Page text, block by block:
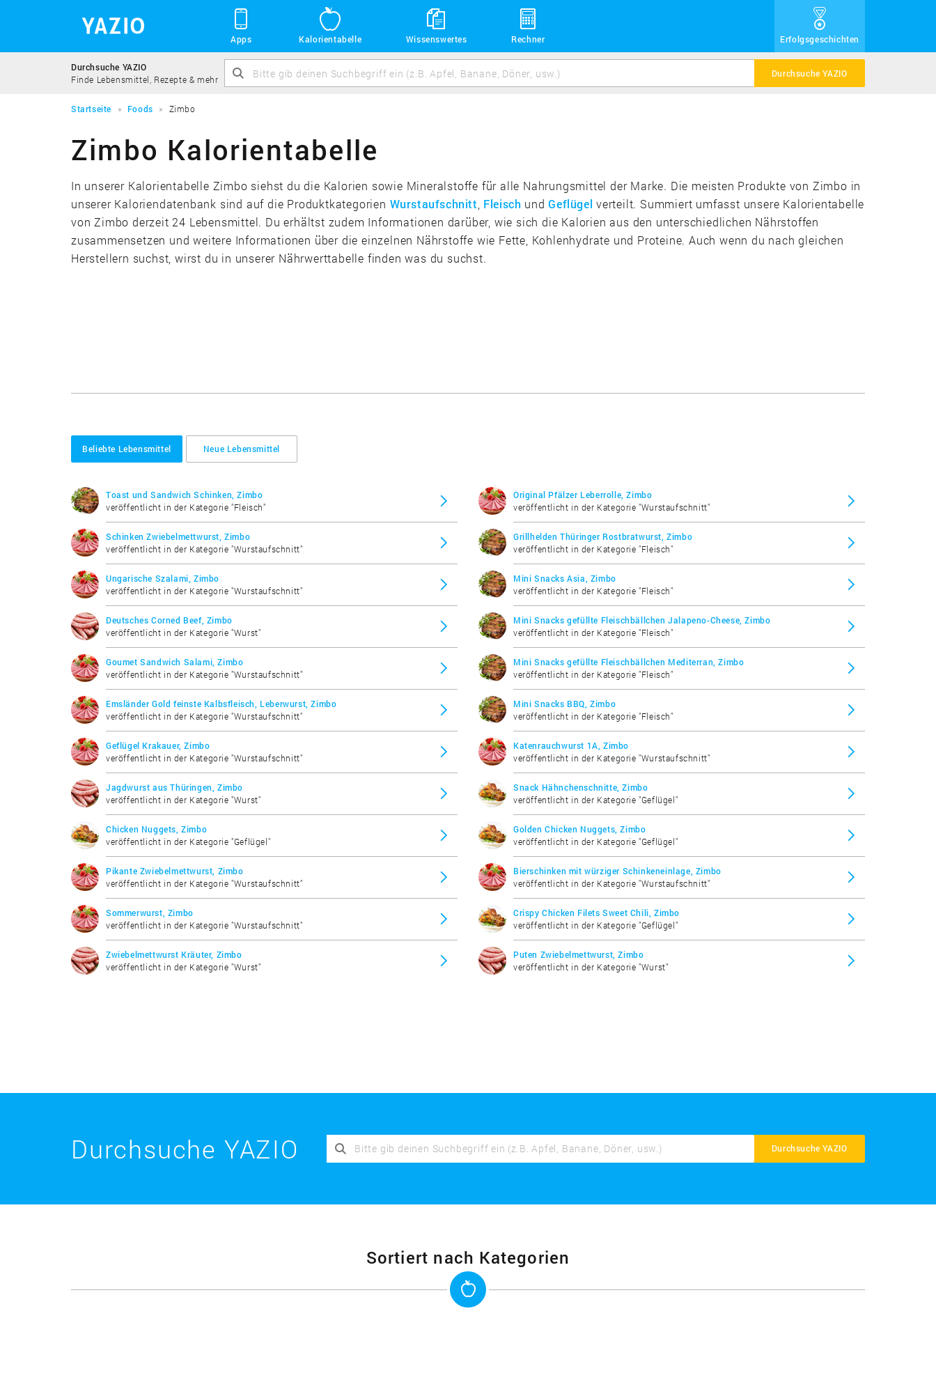
Apps Kalorientabelle Wissenswertes Rechner Erfolgsgeschichten
Durchsuche YAZIO
Finde Lebensmittel, Rezepte & mehr
Durchsuche YAZIO
Startseite Foods Zimbo
Zimbo Kalorientabelle
In unserer Kalorientabelle Zimbo siehst du die Kalorien sowie Mineralstoffe für alle Nahrungsmittel der Marke. Die meisten Produkte von Zimbo in
unserer Kaloriendatenbank sind auf die Produktkategorien Wurstaufschnitt Fleisch undGeflügel verteilt. Summiert umfasst unsere Kalorientabelle
von Zimbo derzeit 24 Lebensmittel. Du erhältst zudem Informationen darüber, wie sich die Kalorien aus den unterschiedlichen Nährstoffen
zusammensetzen und weitere Informationen über die einzelnen Nährstoffe wie Fette, Kohlenhydrate und Proteine. Auch wenn du nach gleichen
Herstellern suchst, wirst du in unserer Nährwerttabelle finden was du suchst.
Beliebte Lebensmittel Neue Lebensmittel
Toast und Sandwich Schinken, Zimbo
veröffentlicht in der Kategorie "Fleisch"
Schinken Zwiebelmettwurst, Zimbo
veröffentlicht in der Kategorie "Wurstaufschnitt"
Ungarische Szalami, Zimbo
veröffentlicht in der Kategorie "Wurstaufschnitt"
Deutsches Corned Beef, Zimbo
veröffentlicht in der Kategorie "Wurst"
Goumet Sandwich Salami, Zimbo
veröffentlicht in der Kategorie "Wurstaufschnitt"
Emsländer Gold feinste Kalbsfleisch, Leberwurst, Zimbo
veröffentlicht in der Kategorie "Wurstaufschnitt"
Geflügel Krakauer, Zimbo
veröffentlicht in der Kategorie "Wurstaufschnitt"
Jagdwurst aus Thüringen, Zimbo
veröffentlicht in der Kategorie "Wurst"
Chicken Nuggets, Zimbo
veröffentlicht in der Kategorie "Geflügel"
Pikante Zwiebelmettwurst, Zimbo
veröffentlicht in der Kategorie "Wurstaufschnitt"
Sommerwurst, Zimbo
veröffentlicht in der Kategorie "Wurstaufschnitt"
Zwiebelmettwurst Kräuter, Zimbo
veröffentlicht in der Kategorie "Wurst"
Original Pfälzer Leberrolle, Zimbo
veröffentlicht in der Kategorie "Wurstaufschnitt"
Grillhelden Thüringer Rostbratwurst, Zimbo
veröffentlicht in der Kategorie "Fleisch"
Mini Snacks Asia, Zimbo
veröffentlicht in der Kategorie "Fleisch"
Mini Snacks gefüllte Fleischbällchen Jalapeno-Cheese, Zimbo
veröffentlicht in der Kategorie "Fleisch"
Mini Snacks gefüllte Fleischbällchen Mediterran, Zimbo
veröffentlicht in der Kategorie "Fleisch"
Mini Snacks BBQ, Zimbo
veröffentlicht in der Kategorie "Fleisch"
Katenrauchwurst 1A, Zimbo
veröffentlicht in der Kategorie "Wurstaufschnitt"
Snack Hähnchenschnitte, Zimbo
veröffentlicht in der Kategorie "Geflügel"
Golden Chicken Nuggets, Zimbo
veröffentlicht in der Kategorie "Geflügel"
Bierschinken mit würziger Schinkeneinlage, Zimbo
veröffentlicht in der Kategorie "Wurstaufschnitt"
Crispy Chicken Filets Sweet Chili, Zimbo
veröffentlicht in der Kategorie "Geflügel"
Puten Zwiebelmettwurst, Zimbo
veröffentlicht in der Kategorie "Wurst"
Durchsuche YAZIO Durchsuche YAZIO
Sortiert nach Kategorien